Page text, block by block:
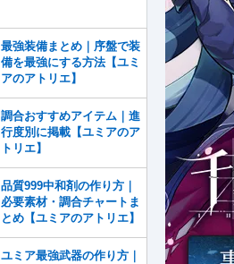
最強装備まとめ｜序盤で装
備を最強にする方法【ユミ
アのアトリエ】
調合おすすめアイテム｜進
行度別に掲載【ユミアのア
トリエ】
品質999中和剤の作り方｜
必要素材・調合チャートま
とめ【ユミアのアトリエ】
ユミア最強武器の作り方｜